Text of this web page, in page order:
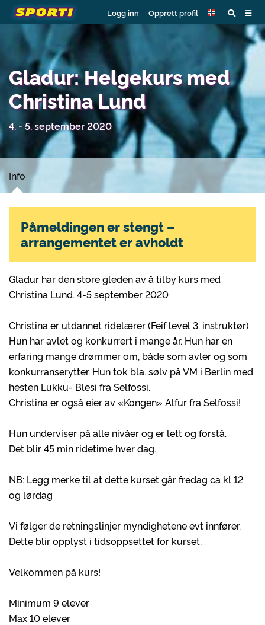
Logg inn Opprett profil
Gladur: Helgekurs med
Christina Lund
4. - 5. september 2020
Info
Gladur har den store gleden av å tilby kurs med
Christina Lund. 4-5 september 2020
Christina er utdannet ridelærer (Feif level 3. instruktør)
Hun har avlet og konkurrert i mange år. Hun har en
erfaring mange drømmer om, både som avler og som
konkurranserytter. Hun tok bla. sølv på VM i Berlin med
hesten Lukku- Blesi fra Selfossi.
Christina er også eier av «Kongen» Alfur fra Selfossi!
Hun underviser på alle nivåer og er lett og forstå.
Det blir 45 min ridetime hver dag.
NB: Legg merke til at dette kurset går fredag ca kl 12
og lørdag
Vi følger de retningslinjer myndighetene evt innfører.
Dette blir opplyst i tidsoppsettet for kurset.
Velkommen på kurs!
Minimum 9 elever
Max 10 elever
Påmeldingen er stengt –
arrangementet er avholdt